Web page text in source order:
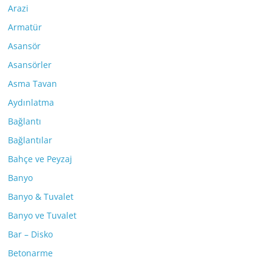
Arazi
Armatür
Asansör
Asansörler
Asma Tavan
Aydınlatma
Bağlantı
Bağlantılar
Bahçe ve Peyzaj
Banyo
Banyo & Tuvalet
Banyo ve Tuvalet
Bar – Disko
Betonarme